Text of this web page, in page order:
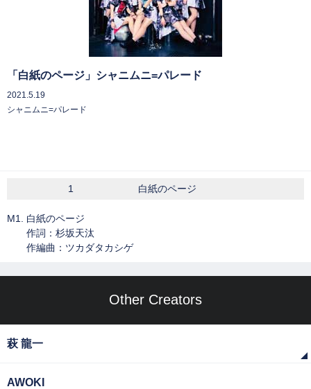
「白紙のページ」シャニムニ=パレード
2021.5.19
シャニムニ=パレード
1 白紙のページ
M1. 白紙のページ
作詞：杉坂天汰
作編曲：ツカダタカシゲ
Other Creators
萩 龍一
AWOKI